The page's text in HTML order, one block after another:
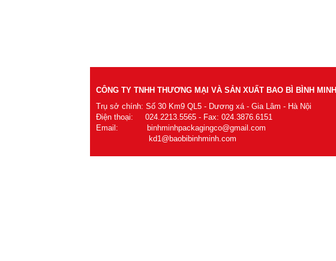
CÔNG TY TNHH THƯƠNG MẠI VÀ SẢN XUẤT BAO BÌ BÌNH MINH
Trụ sở chính: Số 30 Km9 QL5 - Dương xá - Gia Lâm - Hà Nội
Điện thoại: 024.2213.5565 - Fax: 024.3876.6151
Email: binhminhpackagingco@gmail.com
kd1@baobibinhminh.com